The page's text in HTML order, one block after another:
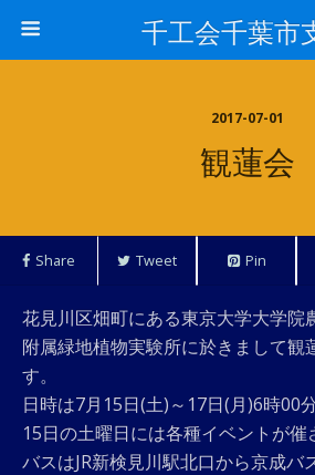
千工会千葉市
2017-07-01
観蓮会
Share Tweet Pin
花見川区畑町にある東京大学大学院
附属緑地植物実験所に於きまして観
す。
日時は7月15日(土)～17日(月)6時00
15日の土曜日には各種イベントが催
バスはJR新検見川駅北口から京成バ